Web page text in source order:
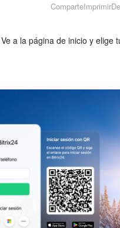
ComparteImprimir
a la página de inicio y elige